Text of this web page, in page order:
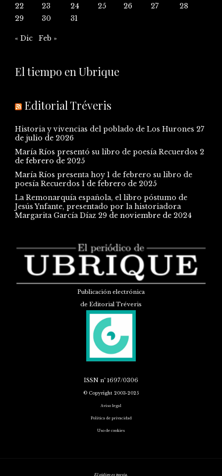
22
23 24 25 26 27
28
29
30 31
« Dic Feb »
El tiempo en Ubrique
Editorial Tréveris
Historia y vivencias del poblado de Los Hurones 27
de julio de 2026
María Ríos presentó su libro de poesía Recuerdos 2
de febrero de 2025
María Ríos presenta hoy 1 de febrero su libro de
poesía Recuerdos 1 de febrero de 2025
La Remonarquía española, el libro póstumo de
Jesús Ynfante, presentado por la historiadora
Margarita García Díaz 29 de noviembre de 2024
Publicación electrónica
de Editorial Tréveris
ISSN nº 1697/0306
© Copyright 2003-2025
Aviso legal
Política de privacidad
Uso de cookies
El código es poesía.